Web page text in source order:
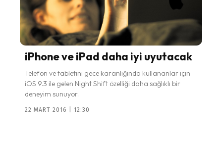
iPhone ve iPad daha iyi uyutacak
Telefon ve tabletini gece karanlığında kullananlar için
iOS 9.3 ile gelen Night Shift özelliği daha sağlıklı bir
deneyim sunuyor.
22 MART 2016 | 12:30